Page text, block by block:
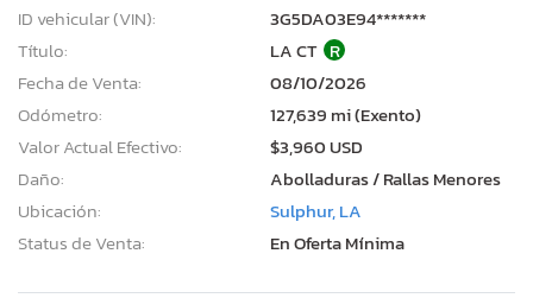
ID vehicular (VIN):
3G5DA03E94*******
Título:
LA CT R
Fecha de Venta:
08/10/2026
Odómetro:
127,639 mi (Exento)
Valor Actual Efectivo:
$3,960 USD
Daño:
Abolladuras / Rallas Menores
Ubicación:
Sulphur, LA
Status de Venta:
En Oferta Mínima